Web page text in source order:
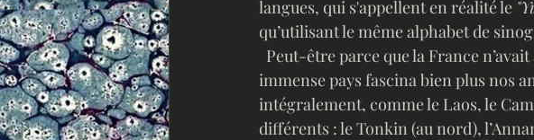
langues, qui s'appellent en réalité le
qu’utilisant le même alphabet de
immense pays fascina bien plus nos
intégralement, comme le Laos, le
différents : le Tonkin (au nord),